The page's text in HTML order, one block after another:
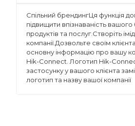
Спільний брендингЦя функція
підвищити впізнаваність вашого
продуктів та послуг.Створіть
компанії.Дозвольте своїм
основну інформацію про вашу
Hik-Connect. Логотип Hik-
застосунку у вашого клієнта
логотип та назву вашої компанії